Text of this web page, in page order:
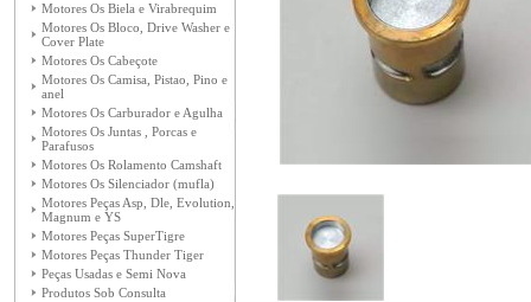
Motores Os Biela e Virabrequim
Motores Os Bloco, Drive Washer e
Cover Plate
Motores Os Cabeçote
Motores Os Camisa, Pistao, Pino e
anel
Motores Os Carburador e Agulha
Motores Os Juntas , Porcas e
Parafusos
Motores Os Rolamento Camshaft
Motores Os Silenciador (mufla)
Motores Peças Asp, Dle, Evolution,
Magnum e YS
Motores Peças SuperTigre
Motores Peças Thunder Tiger
Peças Usadas e Semi Nova
Produtos Sob Consulta